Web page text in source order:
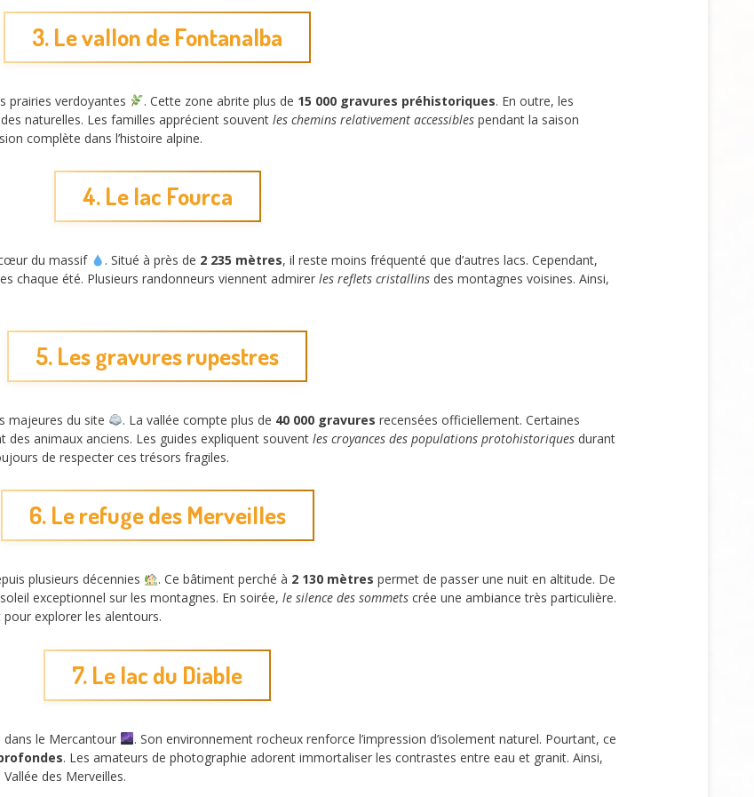
3. Le vallon de Fontanalba
prairies verdoyantes . Cette zone abrite plus de 15 000 gravures préhistoriques. En outre, les
naturelles. Les familles apprécient souvent les chemins relativement accessibles pendant la saison
complète dans l’histoire alpine.
4. Le lac Fourca
du massif . Situé à près de 2 235 mètres, il reste moins fréquenté que d’autres lacs. Cependant,
chaque été. Plusieurs randonneurs viennent admirer les reflets cristallins des montagnes voisines. Ainsi,
5. Les gravures rupestres
majeures du site . La vallée compte plus de 40 000 gravures recensées officiellement. Certaines
animaux anciens. Les guides expliquent souvent les croyances des populations protohistoriques durant
de respecter ces trésors fragiles.
6. Le refuge des Merveilles
plusieurs décennies . Ce bâtiment perché à 2 130 mètres permet de passer une nuit en altitude. De
exceptionnel sur les montagnes. En soirée, le silence des sommets crée une ambiance très particulière.
explorer les alentours.
7. Le lac du Diable
dans le Mercantour
. Son environnement rocheux renforce l’impression d’isolement naturel. Pourtant, ce
. Les amateurs de photographie adorent immortaliser les contrastes entre eau et granit. Ainsi,
des Merveilles.